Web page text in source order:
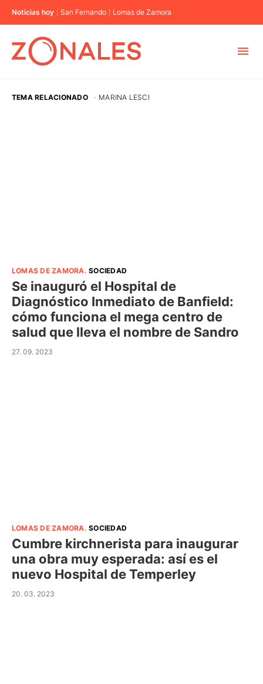
Noticias hoy San Fernando Lomas de Zamora
TEMA RELACIONADO · MARINA LESCI
LOMAS DE ZAMORA.SOCIEDAD
Se inauguró el Hospital de
Diagnóstico Inmediato de Banfield:
cómo funciona el mega centro de
salud que lleva el nombre de Sandro
27. 09. 2023
LOMAS DE ZAMORA.SOCIEDAD
Cumbre kirchnerista para inaugurar
una obra muy esperada: así es el
nuevo Hospital de Temperley
20. 03. 2023